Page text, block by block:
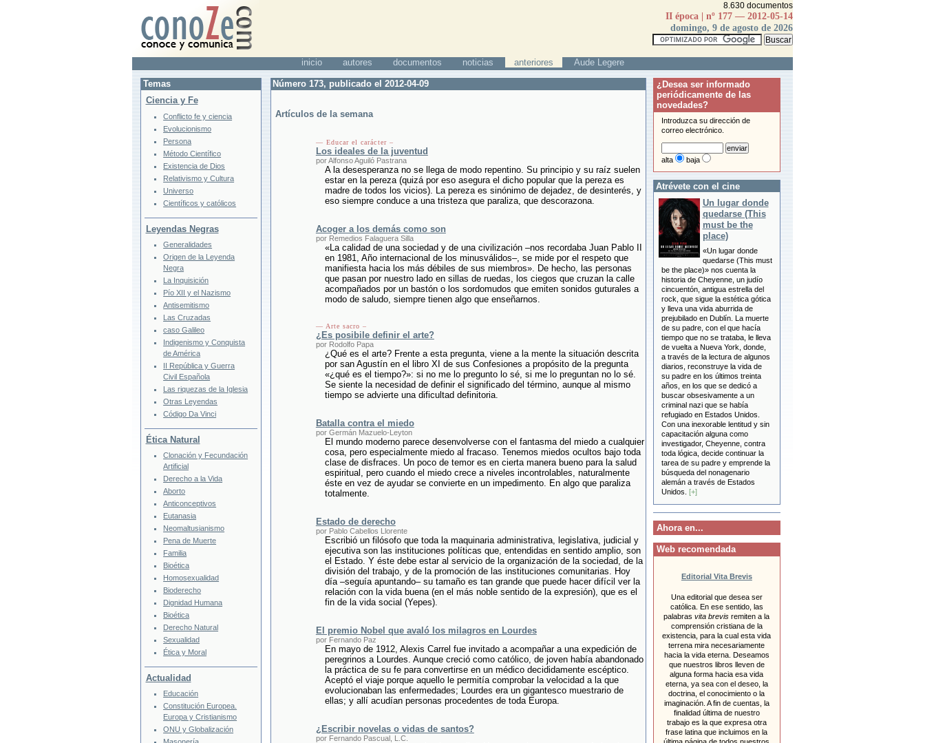
8.630 documentos
II época | nº 177 — 2012-05-14
domingo, 9 de agosto de 2026
inicio autores documentos noticias anteriores Aude Legere
Número 173, publicado el 2012-04-09
Artículos de la semana
— Educar el carácter –
Los ideales de la juventud
por Alfonso Aguiló Pastrana
A la desesperanza no se llega de modo repentino. Su principio y su raíz suelen
estar en la pereza (quizá por eso asegura el dicho popular que la pereza es
madre de todos los vicios). La pereza es sinónimo de dejadez, de desinterés, y
eso siempre conduce a una tristeza que paraliza, que descorazona.
Acoger a los demás como son
por Remedios Falaguera Silla
«La calidad de una sociedad y de una civilización –nos recordaba Juan Pablo II
en 1981, Año internacional de los minusválidos–, se mide por el respeto que
manifiesta hacia los más débiles de sus miembros». De hecho, las personas
que pasan por nuestro lado en sillas de ruedas, los ciegos que cruzan la calle
acompañados por un bastón o los sordomudos que emiten sonidos guturales a
modo de saludo, siempre tienen algo que enseñarnos.
— Arte sacro –
¿Es posibile definir el arte?
por Rodolfo Papa
¿Qué es el arte? Frente a esta pregunta, viene a la mente la situación descrita
por san Agustín en el libro XI de sus Confesiones a propósito de la pregunta
«¿qué es el tiempo?»: si no me lo pregunto lo sé, si me lo preguntan no lo sé.
Se siente la necesidad de definir el significado del término, aunque al mismo
tiempo se advierte una dificultad definitoria.
Batalla contra el miedo
por Germán Mazuelo-Leyton
El mundo moderno parece desenvolverse con el fantasma del miedo a cualquier
cosa, pero especialmente miedo al fracaso. Tenemos miedos ocultos bajo toda
clase de disfraces. Un poco de temor es en cierta manera bueno para la salud
espiritual, pero cuando el miedo crece a niveles incontrolables, naturalmente
éste en vez de ayudar se convierte en un impedimento. En algo que paraliza
totalmente.
Estado de derecho
por Pablo Cabellos Llorente
Escribió un filósofo que toda la maquinaria administrativa, legislativa, judicial y
ejecutiva son las instituciones políticas que, entendidas en sentido amplio, son
el Estado. Y éste debe estar al servicio de la organización de la sociedad, de la
división del trabajo, y de la promoción de las instituciones comunitarias. Hoy
día –seguía apuntando– su tamaño es tan grande que puede hacer difícil ver la
relación con la vida buena (en el más noble sentido de la expresión), que es el
fin de la vida social (Yepes).
El premio Nobel que avaló los milagros en Lourdes
por Fernando Paz
En mayo de 1912, Alexis Carrel fue invitado a acompañar a una expedición de
peregrinos a Lourdes. Aunque creció como católico, de joven había abandonado
la práctica de su fe para convertirse en un médico decididamente escéptico.
Aceptó el viaje porque aquello le permitía comprobar la velocidad a la que
evolucionaban las enfermedades; Lourdes era un gigantesco muestrario de
ellas; y allí acudían personas procedentes de toda Europa.
¿Escribir novelas o vidas de santos?
por Fernando Pascual, L.C.
Temas
Ciencia y Fe
Conflicto fe y ciencia
Evolucionismo
Persona
Método Científico
Existencia de Dios
Relativismo y Cultura
Universo
Científicos y católicos
Leyendas Negras
Generalidades
Origen de la Leyenda
Negra
La Inquisición
Pío XII y el Nazismo
Antisemitismo
Las Cruzadas
caso Galileo
Indigenismo y Conquista
de América
II República y Guerra
Civil Española
Las riquezas de la Iglesia
Otras Leyendas
Código Da Vinci
Ética Natural
Clonación y Fecundación
Artificial
Derecho a la Vida
Aborto
Anticonceptivos
Eutanasia
Neomaltusianismo
Pena de Muerte
Familia
Bioética
Homosexualidad
Bioderecho
Dignidad Humana
Bioética
Derecho Natural
Sexualidad
Ética y Moral
Actualidad
Educación
Constitución Europea.
Europa y Cristianismo
ONU y Globalización
¿Desea ser informado
periódicamente de las
novedades?
Introduzca su dirección de
correo electrónico.
alta baja
Atrévete con el cine
Un lugar donde
quedarse (This
must be the
place)
«Un lugar donde
quedarse (This must
be the place)» nos cuenta la
historia de Cheyenne, un judío
cincuentón, antigua estrella del
rock, que sigue la estética gótica
y lleva una vida aburrida de
prejubilado en Dublín. La muerte
de su padre, con el que hacía
tiempo que no se trataba, le lleva
de vuelta a Nueva York, donde,
a través de la lectura de algunos
diarios, reconstruye la vida de
su padre en los últimos treinta
años, en los que se dedicó a
buscar obsesivamente a un
criminal nazi que se había
refugiado en Estados Unidos.
Con una inexorable lentitud y sin
capacitación alguna como
investigador, Cheyenne, contra
toda lógica, decide continuar la
tarea de su padre y emprende la
búsqueda del nonagenario
alemán a través de Estados
Unidos. [+]
Ahora en...
Web recomendada
Editorial Vita Brevis
Una editorial que desea ser
católica. En ese sentido, las
palabrasvita brevis remiten a la
comprensión cristiana de la
existencia, para la cual esta vida
terrena mira necesariamente
hacia la vida eterna. Deseamos
que nuestros libros lleven de
alguna forma hacia esa vida
eterna, ya sea con el deseo, la
doctrina, el conocimiento o la
imaginación. A fin de cuentas, la
finalidad última de nuestro
trabajo es la que expresa otra
frase latina que incluimos en la